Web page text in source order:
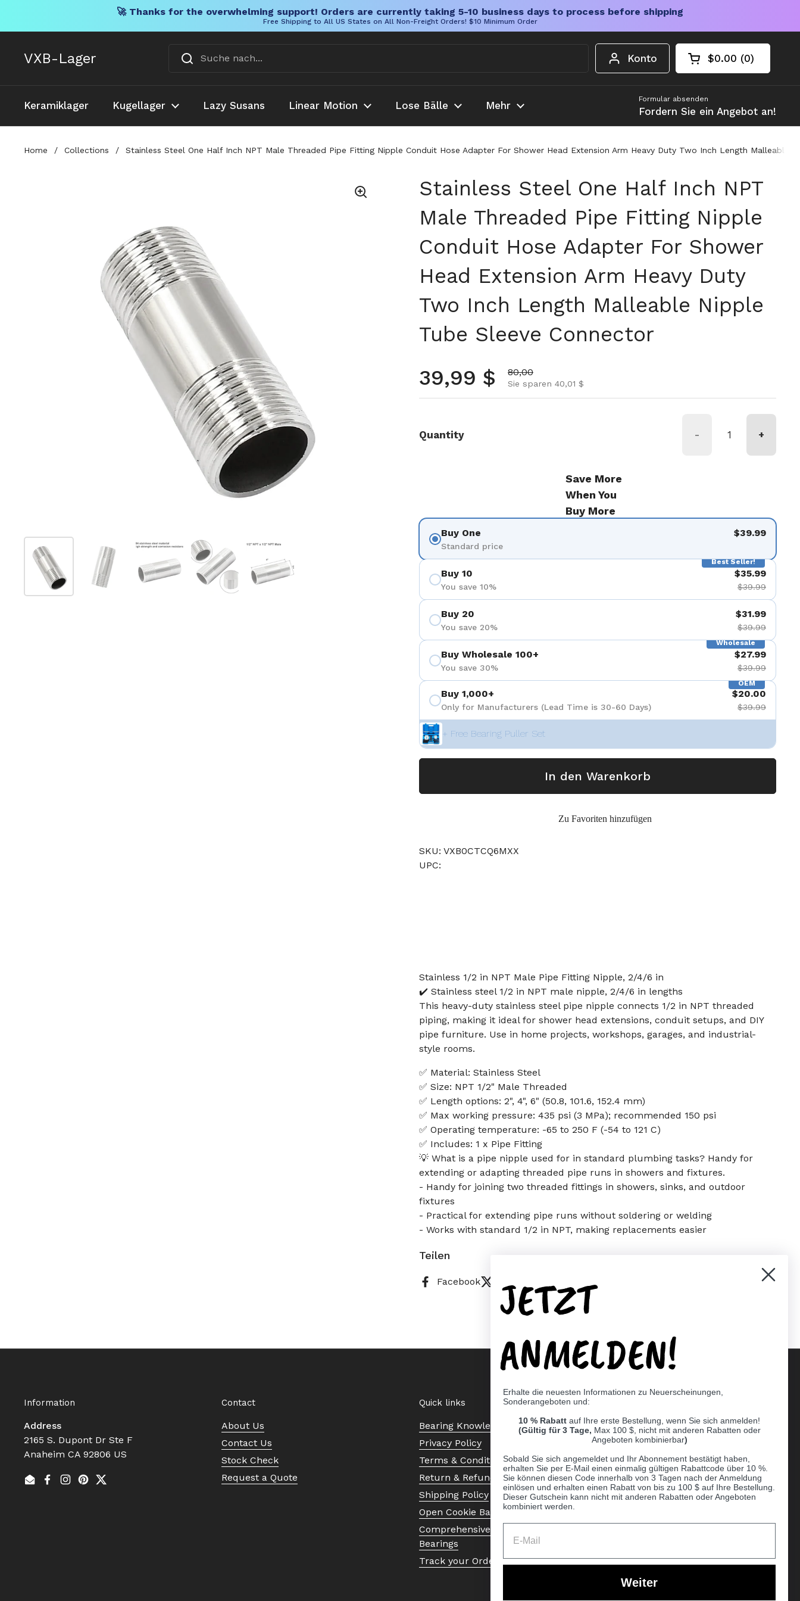
🚀 Thanks for the overwhelming support! Orders are currently taking 5-10 business days to process before shipping
Free Shipping to All US States on All Non-Freight Orders! $10 Minimum Order
VXB-Lager Konto Warenkorb öffnen
Gesamtbetrag im
$0.00 0
Artikel in Ihrem
Keramiklager Kugellager Lazy Susans Linear Motion Lose Bälle Mehr
Formular absenden
Fordern Sie ein Angebot an!
Home / Collections / Stainless Steel One Half Inch NPT Male Threaded Pipe Fitting Nipple Conduit Hose Adapter For Shower Head Extension Arm Heavy Duty Two Inch Length Malleable
Folie 1 anzeigenFolie 2 anzeigenFolie 3 anzeigenFolie 4 anzeigenFolie 5 anzeigen
Stainless Steel One Half Inch NPT
Male Threaded Pipe Fitting Nipple
Conduit Hose Adapter For Shower
Head Extension Arm Heavy Duty
Two Inch Length Malleable Nipple
Tube Sleeve Connector
Regulärer Preis
39,99 $ Aktionspreis
80,00
Sie sparen 40,01 $
Quantity - +
Save More
When You
Buy More
Buy One
Standard price
$39.99
Best Seller!
Buy 10
You save 10%
$35.99
$39.99
Buy 20
You save 20%
$31.99
$39.99
Wholesale
Buy Wholesale 100+
You save 30%
$27.99
$39.99
OEM
Buy 1,000+
Only for Manufacturers (Lead Time is 30-60 Days)
$20.00
$39.99
+ Free Bearing Puller Set
In den Warenkorb
Zu Favoriten hinzufügen
SKU: VXB0CTCQ6MXX
UPC:
Stainless 1/2 in NPT Male Pipe Fitting Nipple, 2/4/6 in
✔️ Stainless steel 1/2 in NPT male nipple, 2/4/6 in lengths
This heavy-duty stainless steel pipe nipple connects 1/2 in NPT threaded
piping, making it ideal for shower head extensions, conduit setups, and DIY
pipe furniture. Use in home projects, workshops, garages, and industrial-
style rooms.
✅ Material: Stainless Steel
✅ Size: NPT 1/2" Male Threaded
✅ Length options: 2", 4", 6" (50.8, 101.6, 152.4 mm)
✅ Max working pressure: 435 psi (3 MPa); recommended 150 psi
✅ Operating temperature: -65 to 250 F (-54 to 121 C)
✅ Includes: 1 x Pipe Fitting
💡 What is a pipe nipple used for in standard plumbing tasks? Handy for
extending or adapting threaded pipe runs in showers and fixtures.
- Handy for joining two threaded fittings in showers, sinks, and outdoor
fixtures
- Practical for extending pipe runs without soldering or welding
- Works with standard 1/2 in NPT, making replacements easier
Teilen
Facebook
Information
Address
2165 S. Dupont Dr Ste F
Anaheim CA 92806 US
EmailFacebook
Instagram
Pinterest
Twitter
Contact
About Us
Contact Us
Stock Check
Request a Quote
Quick links
Bearing Knowledge Center
Privacy Policy
Terms & Conditions
Return & Refund Policy
Shipping Policy
Open Cookie Banner
Comprehensive Guide to Ball
Bearings
Track your Order
JETZT
ANMELDEN!
Erhalte die neuesten Informationen zu Neuerscheinungen,
Sonderangeboten und:
10 % Rabatt auf Ihre erste Bestellung, wenn Sie sich anmelden!
(Gültig für 3 Tage, Max 100 $, nicht mit anderen Rabatten oder
Angeboten kombinierbar)
Sobald Sie sich angemeldet und Ihr Abonnement bestätigt haben,
erhalten Sie per E-Mail einen einmalig gültigen Rabattcode über 10 %.
Sie können diesen Code innerhalb von 3 Tagen nach der Anmeldung
einlösen und erhalten einen Rabatt von bis zu 100 $ auf Ihre Bestellung.
Dieser Gutschein kann nicht mit anderen Rabatten oder Angeboten
kombiniert werden.
Weiter